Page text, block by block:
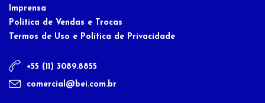
Imprensa
Política de Vendas e Trocas
Termos de Uso e Política de Privacidade
+55 (11) 3089.8855
comercial@bei.com.br